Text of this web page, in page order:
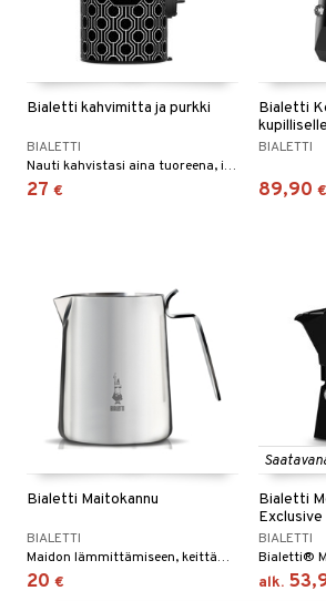
Bialetti kahvimitta ja purkki
BIALETTI
Nauti kahvistasi aina tuoreena, ilman huolta hukasta.
27 €
Bialetti
kupilliselle
BIALETTI
89,90 €
Bialetti Maitokannu
BIALETTI
Maidon lämmittämiseen, keittämiseen ja vaahdottamiseen.
20 €
Bialetti
BIALETTI
alk.